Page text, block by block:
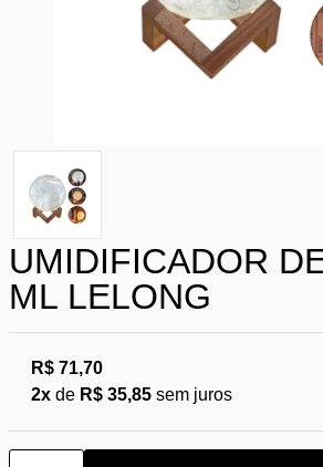
UMIDIFICADOR
ML LELONG
R$ 71,70
2x de R$ 35,85 sem juros